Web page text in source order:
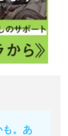
も。あ